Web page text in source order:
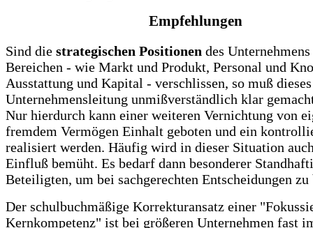
Empfehlungen
Sind die strategischen Positionen des
Bereichen - wie Markt und Produkt, Personal und
Ausstattung und Kapital - verschlissen, so muß
Unternehmensleitung unmißverständlich klar
Nur hierdurch kann einer weiteren Vernichtung von
fremdem Vermögen Einhalt geboten und ein
realisiert werden. Häufig wird in dieser Situation
Einfluß bemüht. Es bedarf dann besonderer
Beteiligten, um bei sachgerechten Entscheidungen
Der schulbuchmäßige Korrekturansatz einer
Kernkompetenz" ist bei größeren Unternehmen fast